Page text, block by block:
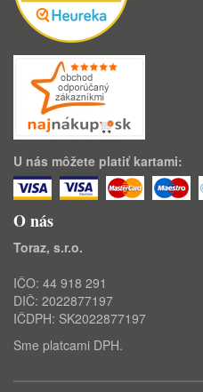
U nás môžete platiť kartami:
O nás
Toraz, s.r.o.
IČO: 44 918 291
DIČ: 2022877197
IČDPH: SK2022877197
Sme platcami DPH.